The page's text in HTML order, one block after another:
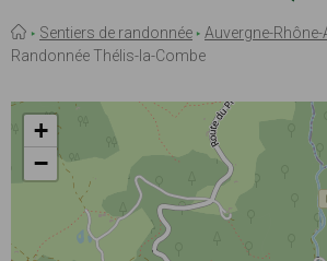
Fil
d'Ariane
Sentiers de randonnée Auvergne-Rhône-
Randonnée Thélis-la-Combe
+
−